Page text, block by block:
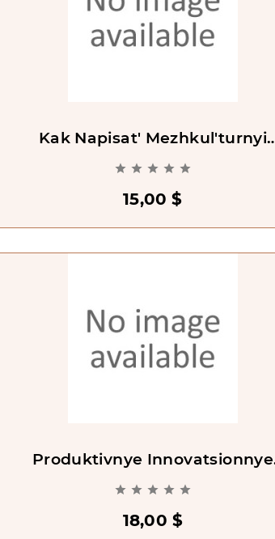
Kak Napisat' Mezhkul'turnyi
    
15,00 $
Produktivnye Innovatsionnye
Iazyku [Innovations
    
18,00 $